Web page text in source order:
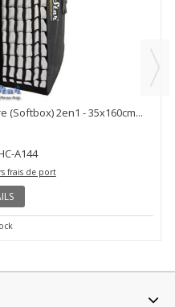
(Softbox) 2en1 - 35x160cm...
A144
frais de port